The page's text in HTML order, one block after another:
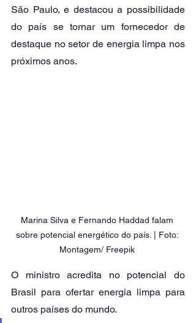
São Paulo, e destacou a possibilidade
do país se tornar um fornecedor de
destaque no setor de energia limpa nos
próximos anos.
Marina Silva e Fernando Haddad falam
sobre potencial energético do país. | Foto:
Montagem/ Freepik
O ministro acredita no potencial do
Brasil para ofertar energia limpa para
outros países do mundo.